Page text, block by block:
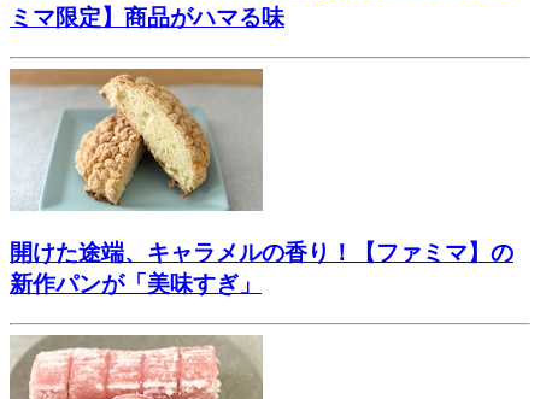
ミマ限定】商品がハマる味
開けた途端、キャラメルの香り！【ファミマ】の
新作パンが「美味すぎ」